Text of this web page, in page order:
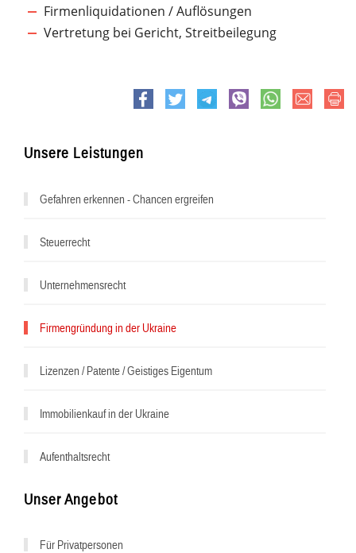
Unsere Leistungen
Gefahren erkennen - Chancen ergreifen
Steuerrecht
Unternehmensrecht
Firmengründung in der Ukraine
Lizenzen / Patente / Geistiges Eigentum
Immobilienkauf in der Ukraine
Aufenthaltsrecht
Unser Angebot
Für Privatpersonen
Firmenliquidationen / Auflösungen
Vertretung bei Gericht, Streitbeilegung